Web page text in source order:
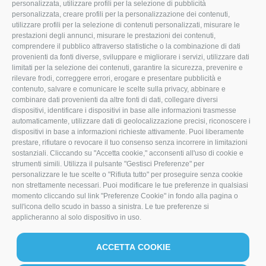
personalizzata, utilizzare profili per la selezione di pubblicità
personalizzata, creare profili per la personalizzazione dei contenuti,
utilizzare profili per la selezione di contenuti personalizzati, misurare le
prestazioni degli annunci, misurare le prestazioni dei contenuti,
comprendere il pubblico attraverso statistiche o la combinazione di dati
provenienti da fonti diverse, sviluppare e migliorare i servizi, utilizzare dati
limitati per la selezione dei contenuti, garantire la sicurezza, prevenire e
rilevare frodi, correggere errori, erogare e presentare pubblicità e
contenuto, salvare e comunicare le scelte sulla privacy, abbinare e
combinare dati provenienti da altre fonti di dati, collegare diversi
dispositivi, identificare i dispositivi in base alle informazioni trasmesse
automaticamente, utilizzare dati di geolocalizzazione precisi, riconoscere i
dispositivi in base a informazioni richieste attivamente. Puoi liberamente
prestare, rifiutare o revocare il tuo consenso senza incorrere in limitazioni
sostanziali. Cliccando su "Accetta cookie," acconsenti all'uso di cookie e
strumenti simili. Utilizza il pulsante "Gestisci Preferenze" per
personalizzare le tue scelte o "Rifiuta tutto" per proseguire senza cookie
non strettamente necessari. Puoi modificare le tue preferenze in qualsiasi
momento cliccando sul link "Preferenze Cookie" in fondo alla pagina o
sull'icona dello scudo in basso a sinistra. Le tue preferenze si
applicheranno al solo dispositivo in uso.
ACCETTA COOKIE
0541.657874
info@mocamacchinari.it
F
a
c
e
b
o
o
k
I
n
s
t
a
g
r
a
m
L
i
n
k
e
d
I
n